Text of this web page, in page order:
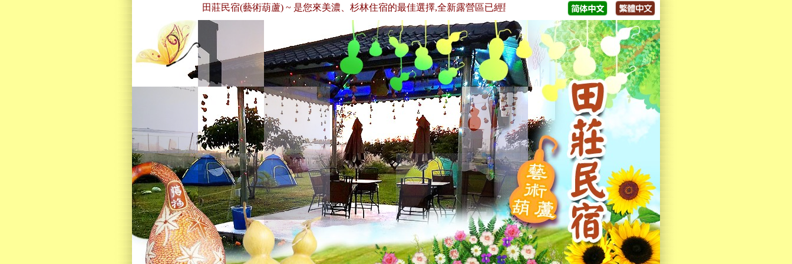
田莊民宿(藝術葫蘆) ~ 是您來美濃、杉林住宿的最佳選擇,全新露營區已經開放囉！歡迎大家來體驗，歡迎來電洽詢😁😁😁